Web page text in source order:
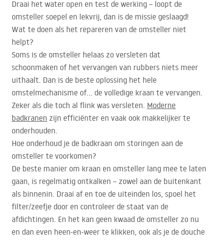
Draai het water open en test de werking – loopt de
omsteller soepel en lekvrij, dan is de missie geslaagd!
Wat te doen als het repareren van de omsteller niet
helpt?
Soms is de omsteller helaas zo versleten dat
schoonmaken of het vervangen van rubbers niets meer
uithaalt. Dan is de beste oplossing het hele
omstelmechanisme of… de volledige kraan te vervangen.
Zeker als die toch al flink was versleten. Moderne
badkranen zijn efficiënter en vaak ook makkelijker te
onderhouden.
Hoe onderhoud je de badkraan om storingen aan de
omsteller te voorkomen?
De beste manier om kraan en omsteller lang mee te laten
gaan, is regelmatig ontkalken – zowel aan de buitenkant
als binnenin. Draai af en toe de uiteinden los, spoel het
filter/zeefje door en controleer de staat van de
afdichtingen. En het kan geen kwaad de omsteller zo nu
en dan even heen-en-weer te klikken, ook als je de douche